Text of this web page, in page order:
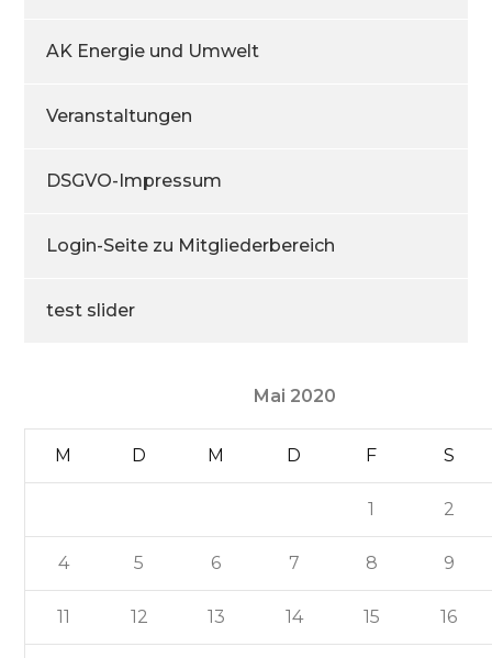
AK Energie und Umwelt
Veranstaltungen
DSGVO-Impressum
Login-Seite zu Mitgliederbereich
test slider
Mai 2020
M D M D F S
1 2
4 5 6 7 8 9
11 12 13 14 15 16